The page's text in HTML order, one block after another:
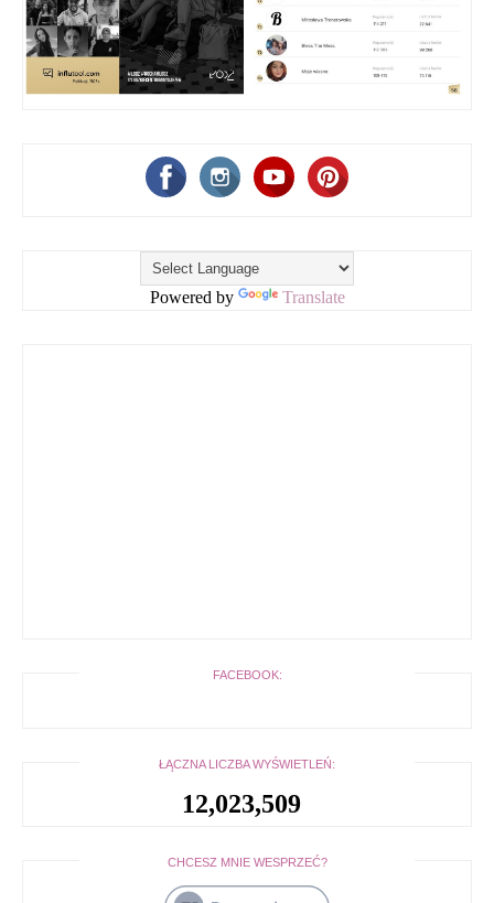
Powered by Translate
FACEBOOK:
ŁĄCZNA LICZBA WYŚWIETLEŃ:
12,023,509
CHCESZ MNIE WESPRZEĆ?